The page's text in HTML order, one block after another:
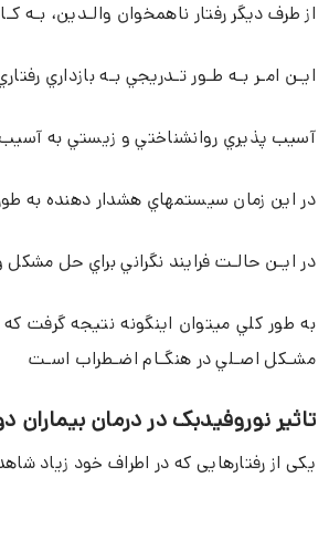
از طرف دیگر رفتار ناهمخوان والـدين،
ايـن امـر بـه طـور تـدريجي بـه بازداري
آسيب پذيري روانشناختي و زيستي به آسيب
در اين زمان سيستمهاي هشدار دهنده به طور
در ايـن حالـت فرايند نگراني براي حل مشكل
به طور كلي ميتوان اينگونه نتيجه گرفت
مشـكل اصـلي در هنگـام اضـطراب اسـت
تاثیر نوروفیدبک در درمان بیماران
یکی از رفتارهایی که در اطراف خود زیاد